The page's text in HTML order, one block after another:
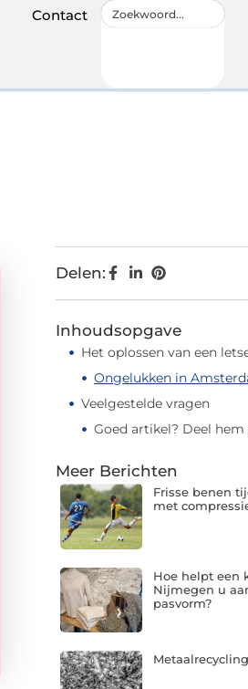
Contact
Delen:
Inhoudsopgave
Het oplossen van een
Ongelukken in
Veelgestelde vragen
Goed artikel? Deel hem
Meer Berichten
Frisse benen
met
Hoe helpt een
Nijmegen u
pasvorm?